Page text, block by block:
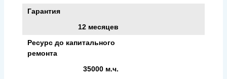
Гарантия
12 месяцев
Ресурс до капитального
ремонта
35000 м.ч.